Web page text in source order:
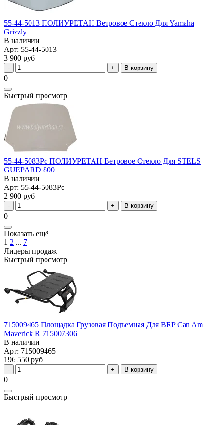
55-44-5013 ПОЛИУРЕТАН Ветровое Стекло Для Yamaha
Grizzly
В наличии
Арт: 55-44-5013
3 900 руб
В корзину
0
Быстрый просмотр
55-44-5083Pc ПОЛИУРЕТАН Ветровое Стекло Для STELS
GUEPARD 800
В наличии
Арт: 55-44-5083Pc
2 900 руб
В корзину
0
Показать ещё
1 2 ... 7
Лидеры продаж
Быстрый просмотр
715009465 Площадка Грузовая Подъемная Для BRP Can Am
Maverick R 715007306
В наличии
Арт: 715009465
196 550 руб
В корзину
0
Быстрый просмотр